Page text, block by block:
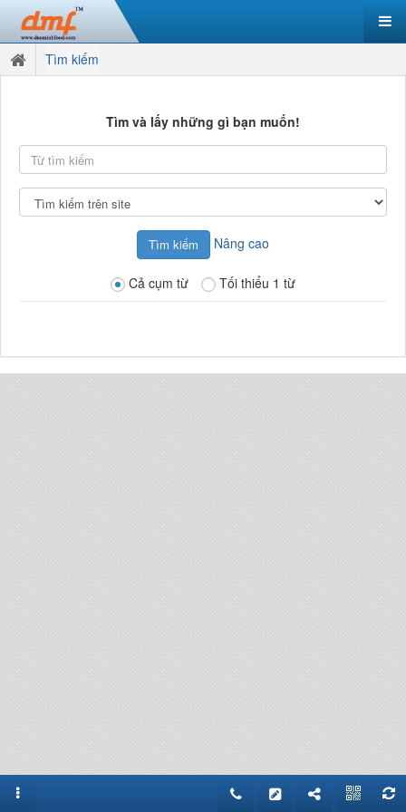
Tìm kiếm
Tìm và lấy những gì bạn muốn!
tìm
kiếm
kiếm
tại
Nâng cao
Cả cụm từ Tối thiểu 1 từ